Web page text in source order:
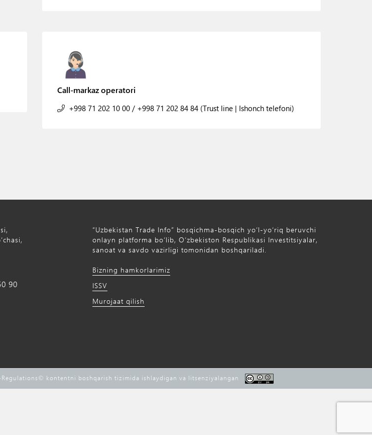
Call-markaz operatori
+998 71 202 10 00 / +998 71 202 84 84 (Trust line | Ishonch telefoni)
90
“Uzbekistan Trade Info” bosqichma-bosqich yo‘l-yo‘riq beruvchi
onlayn platforma bo‘lib, O‘zbekiston Respublikasi Investitsiyalar,
sanoat va savdo vazirligi tomonidan boshqariladi.
Bizning hamkorlarimiz
ISSV
Murojaat qilish
kontentni boshqarish tizimida ishlaydigan va litsenziyalangan